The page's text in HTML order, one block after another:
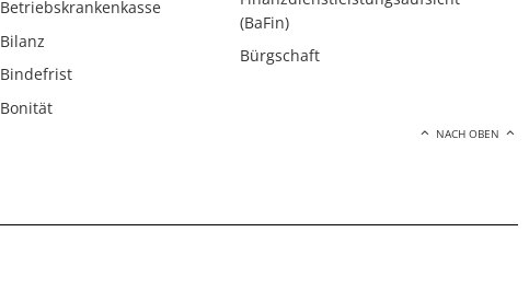
Betriebskrankenkasse
Bilanz
Bindefrist
Bonität
(BaFin)
Bürgschaft
NACH OBEN